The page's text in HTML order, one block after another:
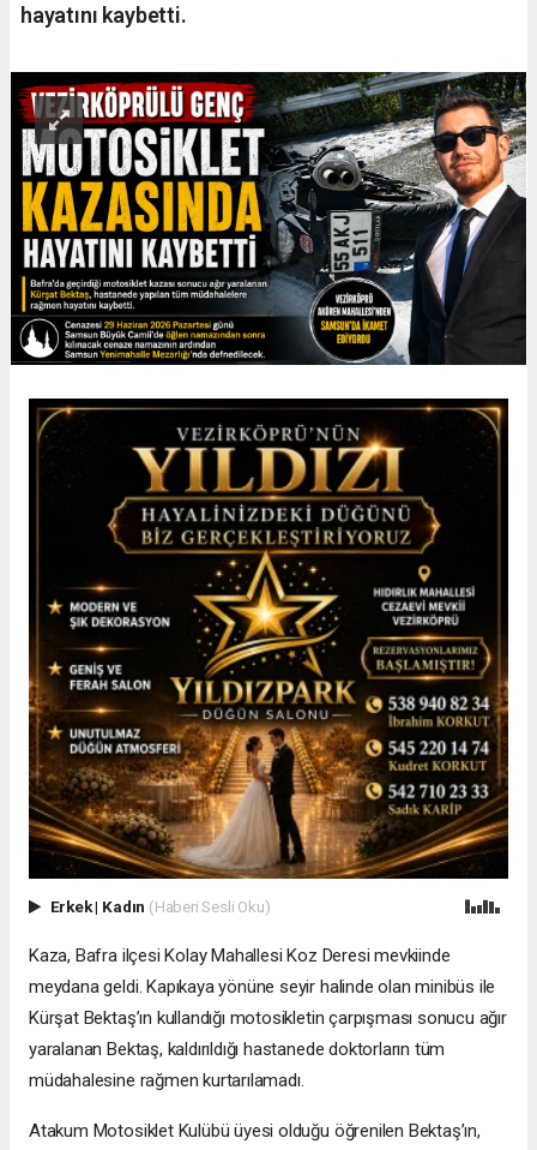
hayatını kaybetti.
Erkek| Kadın (Haberi Sesli Oku)
Kaza, Bafra ilçesi Kolay Mahallesi Koz Deresi mevkiinde
meydana geldi. Kapıkaya yönüne seyir halinde olan minibüs ile
Kürşat Bektaş’ın kullandığı motosikletin çarpışması sonucu ağır
yaralanan Bektaş, kaldırıldığı hastanede doktorların tüm
müdahalesine rağmen kurtarılamadı.
Atakum Motosiklet Kulübü üyesi olduğu öğrenilen Bektaş’ın,